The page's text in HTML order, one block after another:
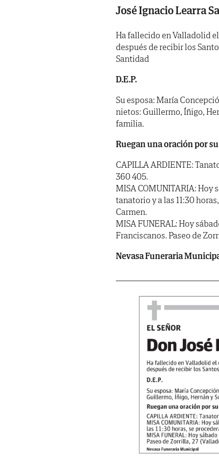
José Ignacio Learra
Ha fallecido en Valladolid
después de recibir los
Santidad
D.E.P.
Su esposa: María
nietos: Guillermo, Íñigo,
familia.
Ruegan una oración por
CAPILLA ARDIENTE:
360 405.
MISA COMUNITARIA: Hoy
tanatorio y a las 11:30
Carmen.
MISA FUNERAL: Hoy
Franciscanos. Paseo de
Nevasa Funeraria